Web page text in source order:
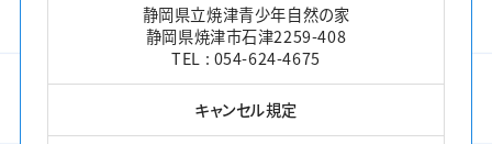
静岡県立焼津青少年自然の家
静岡県焼津市石津2259-408
TEL : 054-624-4675
キャンセル規定